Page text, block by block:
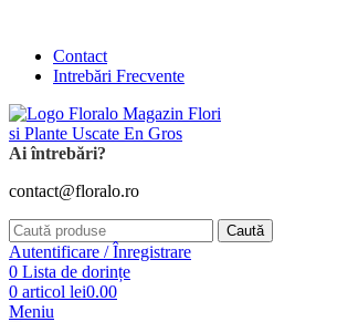
Contact
Intrebări Frecvente
Ai întrebări?
contact@floralo.ro
Caută
Autentificare / Înregistrare
0 Lista de dorințe
0 articol lei0.00
Meniu